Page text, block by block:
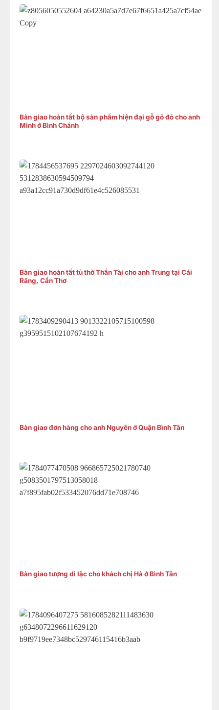
Bàn giao hoàn tất bộ sản phẩm hiện đại gỗ gõ đỏ cho anh
Minh ở Bình Chánh
Bàn giao hoàn tất tủ thờ Thần Tài cho anh Trung tại Cái
Răng, Cần Thơ
Bàn giao đơn hàng cho anh Nguyên ở Quận Bình Tân
Bàn giao tượng di lặc cho khách chị Hà ở Bình Tân